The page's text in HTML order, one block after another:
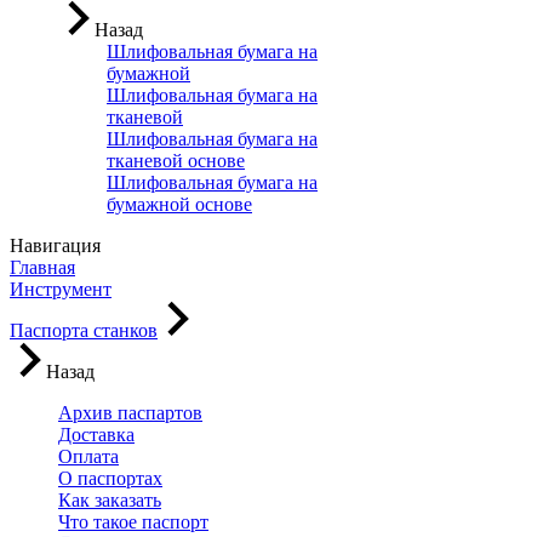
Назад
Шлифовальная бумага на
бумажной
Шлифовальная бумага на
тканевой
Шлифовальная бумага на
тканевой основе
Шлифовальная бумага на
бумажной основе
Навигация
Главная
Инструмент
Паспорта станков
Назад
Архив паспартов
Доставка
Оплата
О паспортах
Как заказать
Что такое паспорт